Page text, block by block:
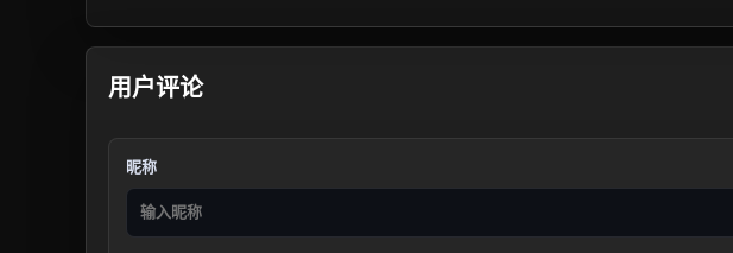
用户评论
昵称